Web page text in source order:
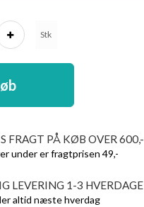
Stk
FRAGT PÅ KØB OVER 600,-
under er fragtprisen 49,-
LEVERING 1-3 HVERDAGE
altid næste hverdag